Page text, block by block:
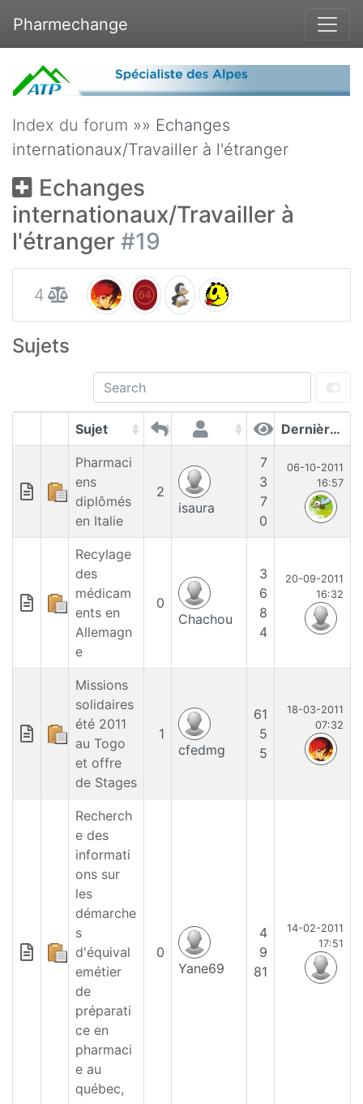
Pharmechange
Index du forum »» Echanges
internationaux/Travailler à l'étranger
Echanges
internationaux/Travailler à
l'étranger #19
4
Sujets
Sujet Dernières contributions
Pharmaci
ens
diplômés
en Italie
2
isaura
7
3
7
0
06-10-2011
16:57
Recylage
des
médicam
ents en
Allemagn
e
0
Chachou
3
6
8
4
20-09-2011
16:32
Missions
solidaires
été 2011
au Togo
et offre
de Stages
1
cfedmg
61
5
5
18-03-2011
07:32
Recherch
e des
informati
ons sur
les
démarche
s
d'équival
emétier
de
préparati
ce en
pharmaci
e au
québec,
0
Yane69
4
9
81
14-02-2011
17:51